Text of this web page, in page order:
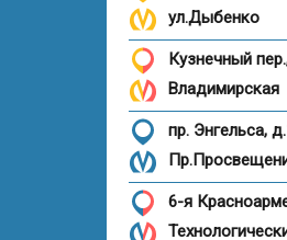
ул.Дыбенко
Кузнечный
Владимирская
пр. Энгельса,
6-я